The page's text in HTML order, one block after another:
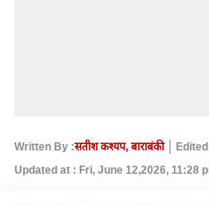
Written By :सतीश कश्यप, बाराबंकी
Updated at : Fri, June 12,2026, 11:28